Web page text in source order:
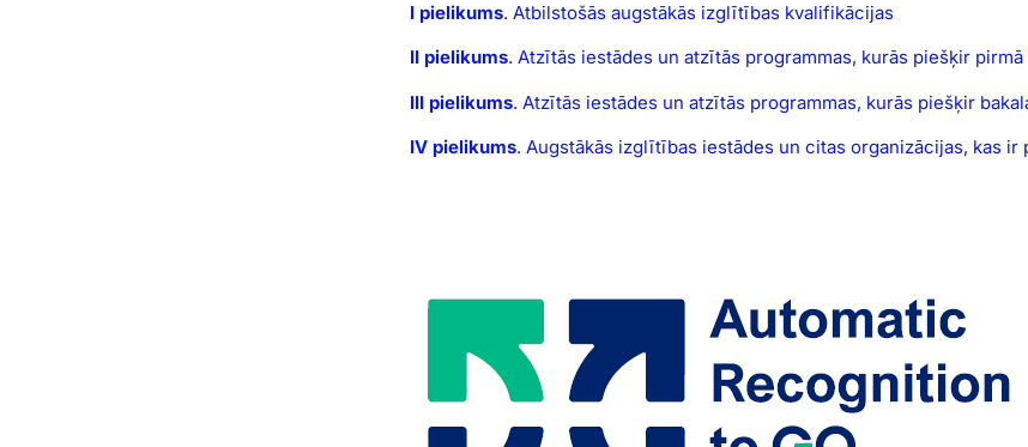
I pielikums. Atbilstošās augstākās izglītības kvalifikācijas
II pielikums. Atzītās iestādes un atzītās programmas, kurās piešķir
III pielikums. Atzītās iestādes un atzītās programmas, kurās piešķir
IV pielikums. Augstākās izglītības iestādes un citas organizācijas, kas